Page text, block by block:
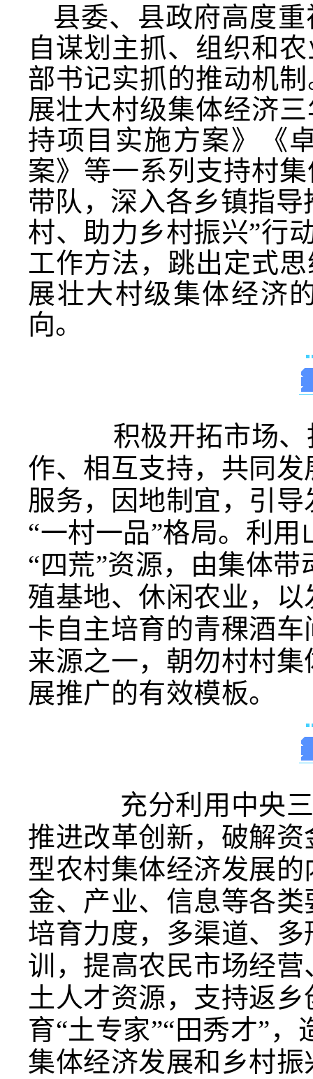
县委、县政府高度
自谋划主抓、组织和
部书记实抓的推动机
展壮大村级集体经济
持项目实施方案》《
案》等一系列支持村
带队，深入各乡镇指
村、助力乡村振兴”行
工作方法，跳出定式
展壮大村级集体经济
向。
积极开拓市场
作、相互支持，共同
服务，因地制宜，引
“一村一品”格局。利
“四荒”资源，由集体
殖基地、休闲农业，
卡自主培育的青稞酒
来源之一，朝勿村村
展推广的有效模板。
充分利用中央
推进改革创新，破解
型农村集体经济发展
金、产业、信息等各
培育力度，多渠道、
训，提高农民市场经
土人才资源，支持返
育“土专家”“田秀才”
集体经济发展和乡村